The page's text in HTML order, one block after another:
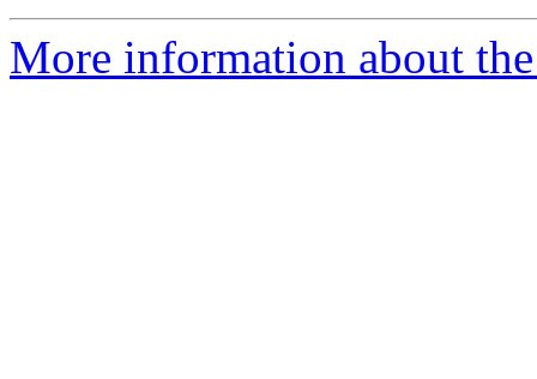
More information about